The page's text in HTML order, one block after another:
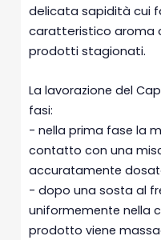
delicata sapidità cui
caratteristico aroma
prodotti stagionati.
La lavorazione del
fasi:
- nella prima fase la
contatto con una
accuratamente
- dopo una sosta al
uniformemente nella
prodotto viene